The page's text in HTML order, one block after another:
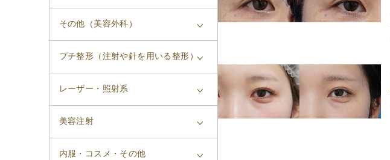
その他（美容外科）
プチ整形（注射や針を用いる整形）
レーザー・照射系
美容注射
内服・コスメ・その他